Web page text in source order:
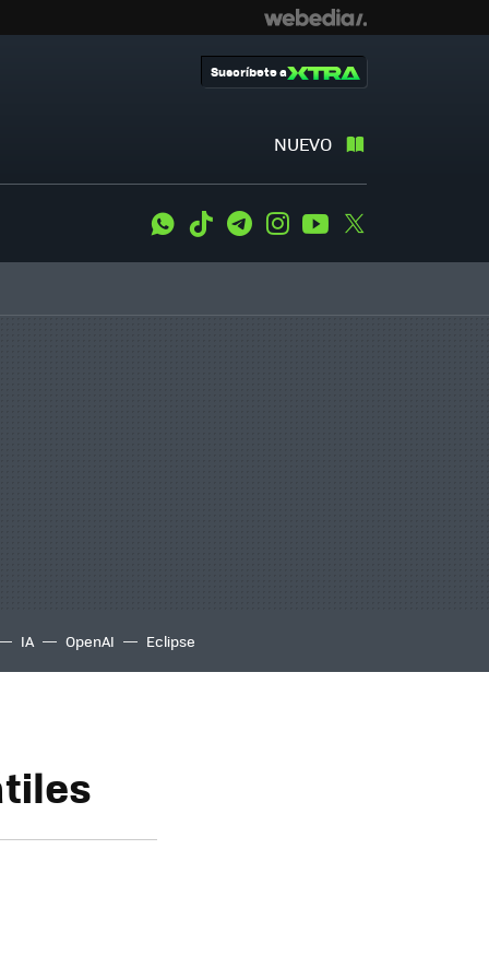
NUEVO
Suscríbete a
WhatsApp
Tiktok TelegramInstagramYoutube
IA OpenAI Eclipse